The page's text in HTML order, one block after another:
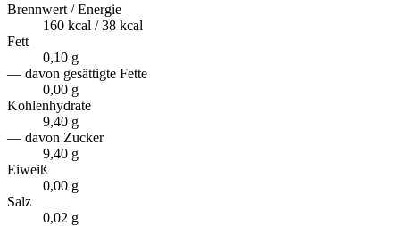
Brennwert / Energie
160 kcal / 38 kcal
Fett
0,10 g
— davon gesättigte Fette
0,00 g
Kohlenhydrate
9,40 g
— davon Zucker
9,40 g
Eiweiß
0,00 g
Salz
0,02 g